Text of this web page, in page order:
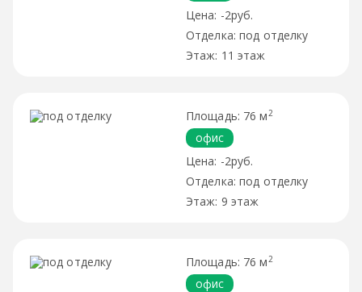
-2руб.
под отделку
11 этаж
76 м 2
офис
-2руб.
под отделку
9 этаж
76 м 2
офис